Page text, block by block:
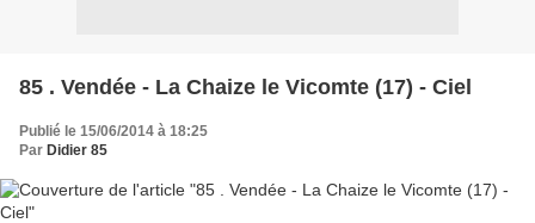
85 . Vendée - La Chaize le Vicomte (17) - Ciel
Publié le 15/06/2014 à 18:25
Par Didier 85